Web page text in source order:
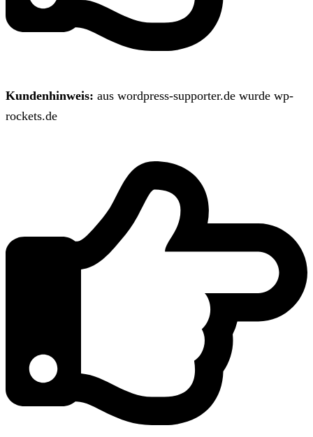
Kundenhinweis: aus wordpress-supporter.de wurde wp-
rockets.de